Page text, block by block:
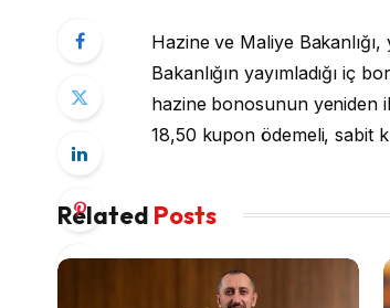
Hazine ve Maliye
Bakanlığın yayımladığı iç
hazine bonosunun yeniden
18,50 kupon ödemeli, sabit
Related Posts